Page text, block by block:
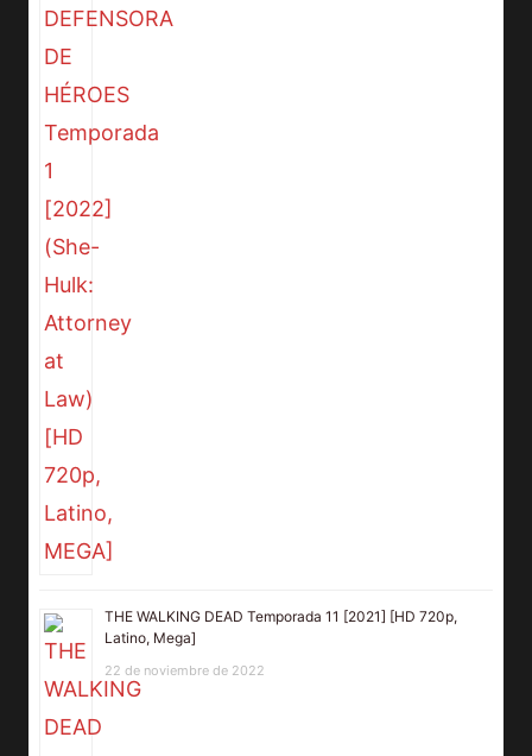
THE WALKING DEAD Temporada 11 [2021] [HD 720p,
Latino, Mega]
22 de noviembre de 2022